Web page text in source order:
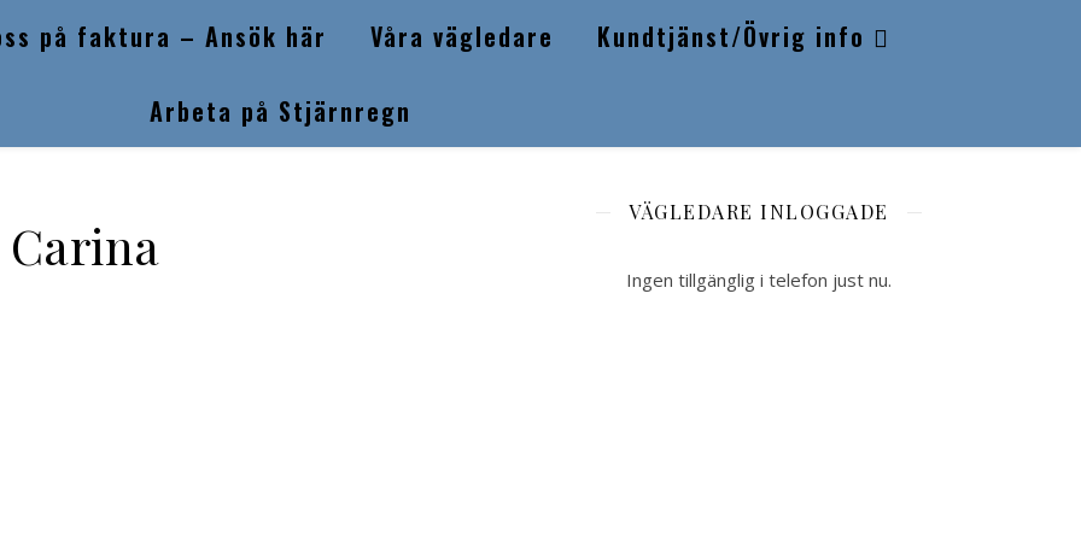
på faktura – Ansök här Våra vägledare Kundtjänst/Övrig info
Arbeta på Stjärnregn
Carina
VÄGLEDARE INLOGGADE
Ingen tillgänglig i telefon just nu.